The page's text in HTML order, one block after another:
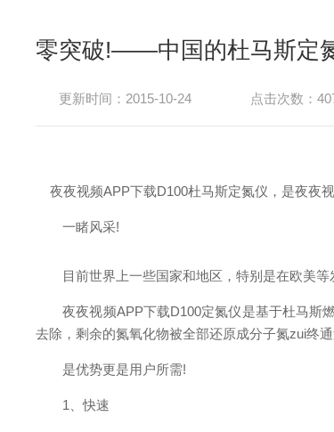
零突破!——中国的杜马斯定
更新时间：2015-10-24 点击次数：
夜夜视频APP下载D100杜马斯定氮仪，是夜夜
一睹风采!
目前世界上一些国家和地区，特别是在欧美
夜夜视频APP下载D100定氮仪是基于杜马斯燃
去除，剩余的氮氧化物被全部还原成分子氮zui终
是优势更是用户所需!
1、快速